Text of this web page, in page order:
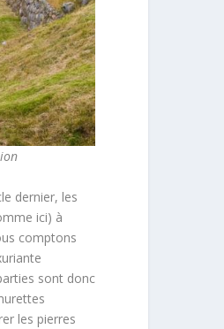
dernier, les
ici) à
comptons
sont donc
les pierres